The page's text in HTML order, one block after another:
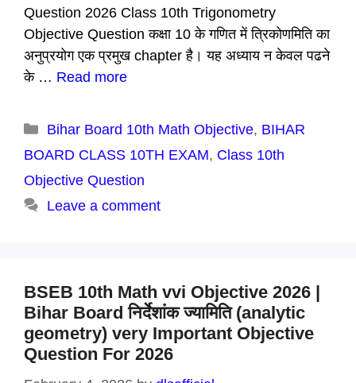
Question 2026 Class 10th Trigonometry
Objective Question कक्षा 10 के गणित में त्रिकोणमिति का
अनुप्रयोग एक प्रमुख chapter है। यह अध्याय न केवल पढने
के … Read more
Categories
Bihar Board 10th Math Objective, BIHAR
BOARD CLASS 10TH EXAM, Class 10th
Objective Question
Leave a comment
BSEB 10th Math vvi Objective 2026 |
Bihar Board निर्देशांक ज्यामिति (analytic
geometry) very Important Objective
Question For 2026